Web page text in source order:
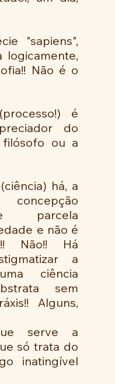
"sapiens",
logicamente,
Não é o
é
do
ou a
há, a
parcela
e não é
Não!! Há
a
ciência
sem
Alguns,
serve a
só trata do
inatingível